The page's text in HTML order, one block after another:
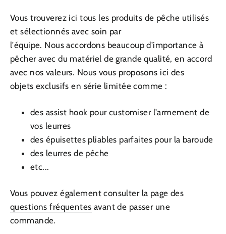
Vous trouverez ici tous les produits de pêche utilisés
et sélectionnés avec soin par
l'équipe. Nous accordons beaucoup d'importance à
pêcher avec du matériel de grande qualité, en accord
avec nos valeurs. Nous vous proposons ici des
objets exclusifs en série limitée comme :
des assist hook pour customiser l'armement de
vos leurres
des épuisettes pliables parfaites pour la baroude
des leurres de pêche
etc...
Vous pouvez également consulter la page des
questions fréquentes avant de passer une
commande.